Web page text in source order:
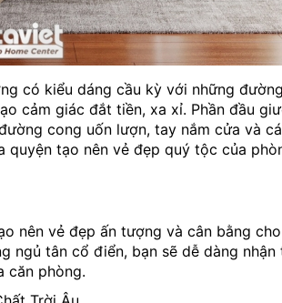
có kiểu dáng cầu kỳ với những
cảm giác đắt tiền, xa xỉ. Phần đầu
cong uốn lượn, tay nắm cửa và
tạo nên vẻ đẹp quý tộc của
nên vẻ đẹp ấn tượng và cân bằng
tân cổ điển, bạn sẽ dễ dàng nhận
căn phòng.